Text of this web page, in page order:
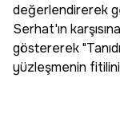
değerlendirerek
Serhat'ın
göstererek
yüzleşmenin